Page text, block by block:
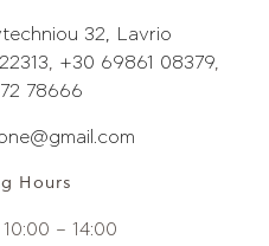
32, Lavrio
+30 69861 08379
78666
Hours
– 14:00